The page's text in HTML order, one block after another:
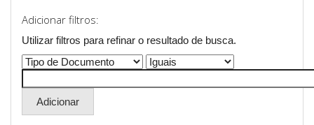
Adicionar filtros:
Utilizar filtros para refinar o resultado de busca.